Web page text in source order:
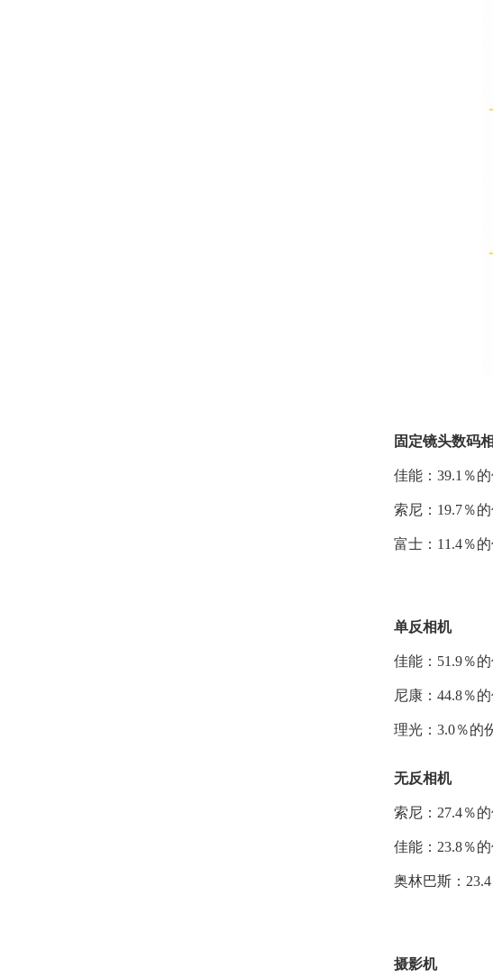
固定镜头数码
佳能：39.1％的
索尼：19.7％的
富士：11.4％
单反相机
佳能：51.9％的
尼康：44.8％
理光：3.0％的
无反相机
索尼：27.4％的
佳能：23.8％的
奥林巴斯：
摄影机